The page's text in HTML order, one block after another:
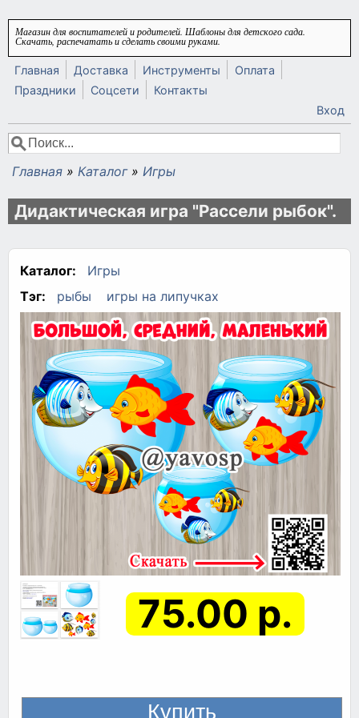
Перейти к основному содержанию
Магазин для воспитателей и родителей. Шаблоны для детского сада.
Скачать, распечатать и сделать своими руками.
Главная Доставка Инструменты
Оплата
Праздники
Соцсети
Контакты
Вход
Форма поиска
Поиск
Вы здесь
Главная » Каталог » Игры
Дидактическая игра "Рассели рыбок".
Каталог:
Игры
Тэг:
рыбы игры на липучках
75.00 р.